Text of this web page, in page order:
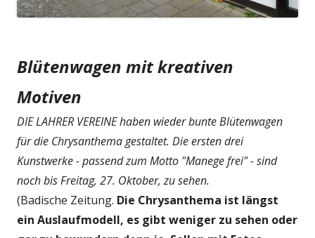
Blütenwagen mit kreativen
Motiven
DIE LAHRER VEREINE haben wieder bunte Blütenwagen
für die Chrysanthema gestaltet. Die ersten drei
Kunstwerke - passend zum Motto "Manege frei" - sind
noch bis Freitag, 27. Oktober, zu sehen.
(Badische Zeitung. Die Chrysanthema ist längst
ein Auslaufmodell, es gibt weniger zu sehen oder